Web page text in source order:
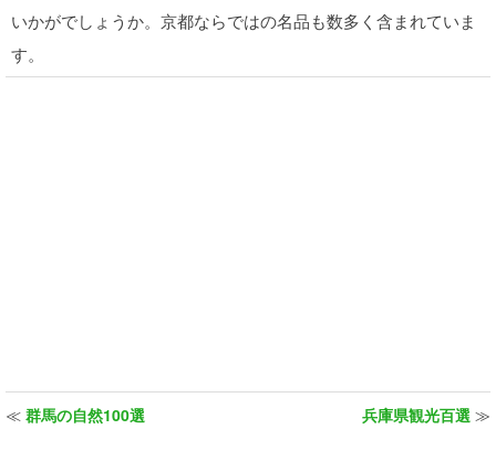
いかがでしょうか。京都ならではの名品も数多く含まれていま
す。
≪ 群馬の自然100選 兵庫県観光百選 ≫